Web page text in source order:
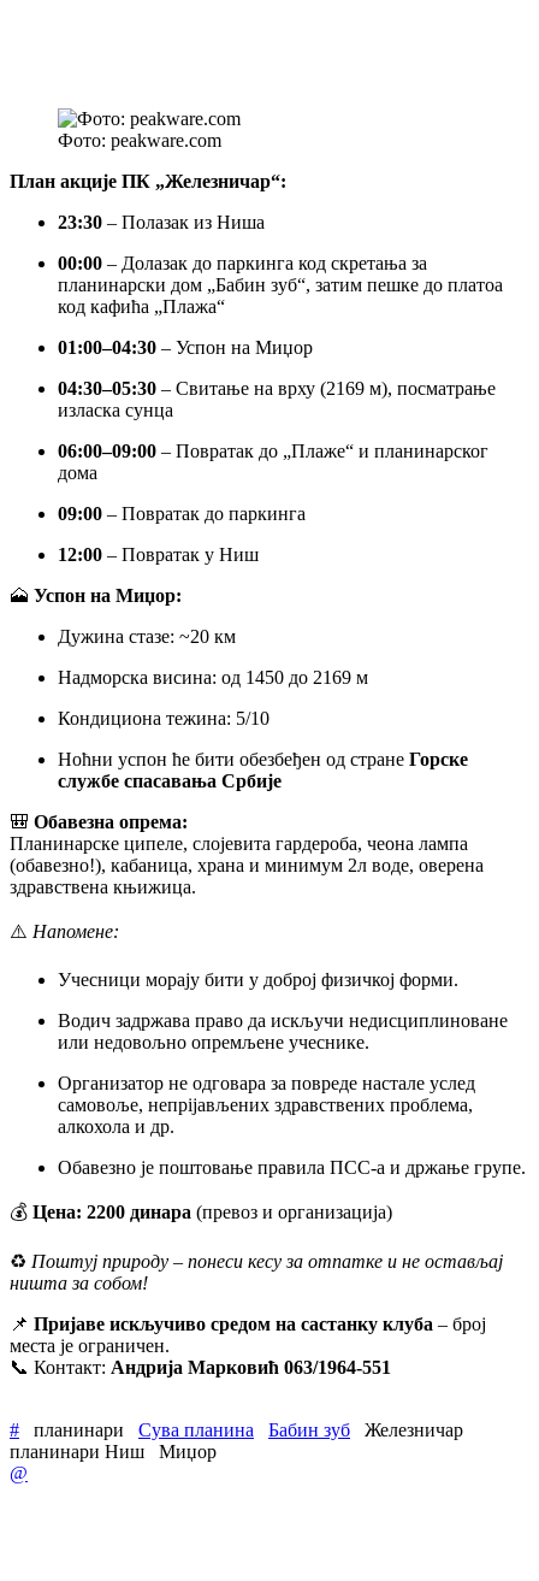
Фото: peakware.com
План акције ПК „Железничар“:
23:30 – Полазак из Ниша
00:00 – Долазак до паркинга код скретања за
планинарски дом „Бабин зуб“, затим пешке до платоа
код кафића „Плажа“
01:00–04:30 – Успон на Миџор
04:30–05:30 – Свитање на врху (2169 м), посматрање
изласка сунца
06:00–09:00 – Повратак до „Плаже“ и планинарског
дома
09:00 – Повратак до паркинга
12:00 – Повратак у Ниш
🗻 Успон на Миџор:
Дужина стазе: ~20 км
Надморска висина: од 1450 до 2169 м
Кондициона тежина: 5/10
Ноћни успон ће бити обезбеђен од стране Горске
службе спасавања Србије
🎒 Обавезна опрема:
Планинарске ципеле, слојевита гардероба, чеона лампа
(обавезно!), кабаница, храна и минимум 2л воде, оверена
здравствена књижица.
⚠️ Напомене:
Учесници морају бити у доброј физичкој форми.
Водич задржава право да искључи недисциплиноване
или недовољно опремљене учеснике.
Организатор не одговара за повреде настале услед
самовоље, непрijављених здравствених проблема,
алкохола и др.
Обавезно је поштовање правила ПСС-а и држање групе.
💰 Цена: 2200 динара (превоз и организација)
♻️ Поштуј природу – понеси кесу за отпатке и не остављај
ништа за собом!
📌 Пријаве искључиво средом на састанку клуба – број
места је ограничен.
📞 Контакт: Андрија Марковић 063/1964-551
# планинари Сува планина Бабин зуб
Железничар
планинари Ниш
Миџор
@